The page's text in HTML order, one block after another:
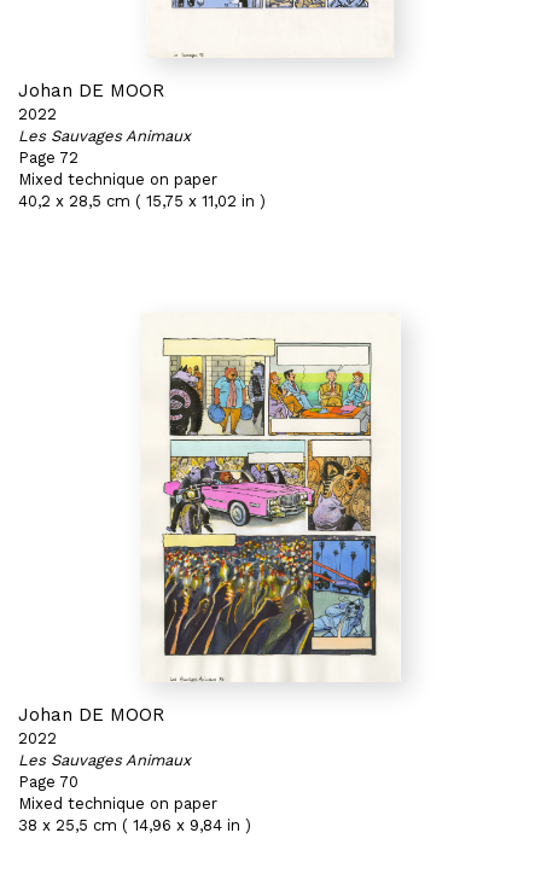
Johan DE MOOR
2022
Les Sauvages Animaux
Page 72
Mixed technique on paper
40,2 x 28,5 cm ( 15,75 x 11,02 in )
Johan DE MOOR
2022
Les Sauvages Animaux
Page 70
Mixed technique on paper
38 x 25,5 cm ( 14,96 x 9,84 in )